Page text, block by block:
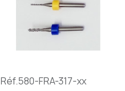
Réf.580-FRA-317-xx